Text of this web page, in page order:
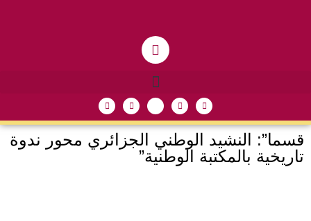
قسما”: النشيد الوطني الجزائري محور ندوة
تاريخية بالمكتبة الوطنية”